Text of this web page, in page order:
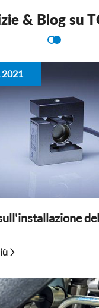
& Blog su
2021